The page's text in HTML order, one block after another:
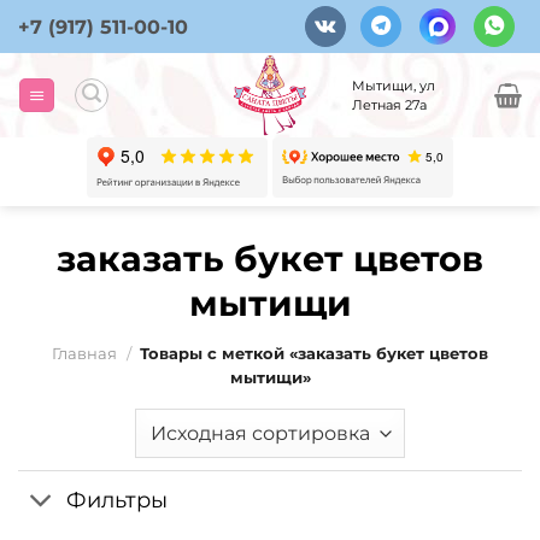
Skip
content
+7 (917) 511-00-10
Мытищи, ул
Летная 27а
заказать букет цветов
мытищи
Главная / Товары с меткой «заказать букет цветов
мытищи»
Фильтры